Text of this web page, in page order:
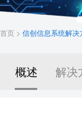
首页 > 信创信息系统解决
概述 解决